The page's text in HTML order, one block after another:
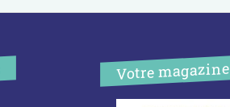
Votre magazine